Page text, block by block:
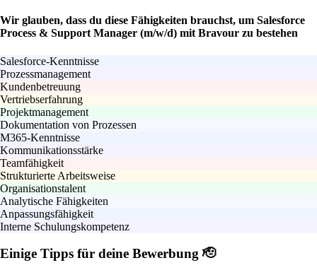
Wir glauben, dass du diese Fähigkeiten brauchst, um Salesforce
Process & Support Manager (m/w/d) mit Bravour zu bestehen
Salesforce-Kenntnisse
Prozessmanagement
Kundenbetreuung
Vertriebserfahrung
Projektmanagement
Dokumentation von Prozessen
M365-Kenntnisse
Kommunikationsstärke
Teamfähigkeit
Strukturierte Arbeitsweise
Organisationstalent
Analytische Fähigkeiten
Anpassungsfähigkeit
Interne Schulungskompetenz
Einige Tipps für deine Bewerbung 🫡